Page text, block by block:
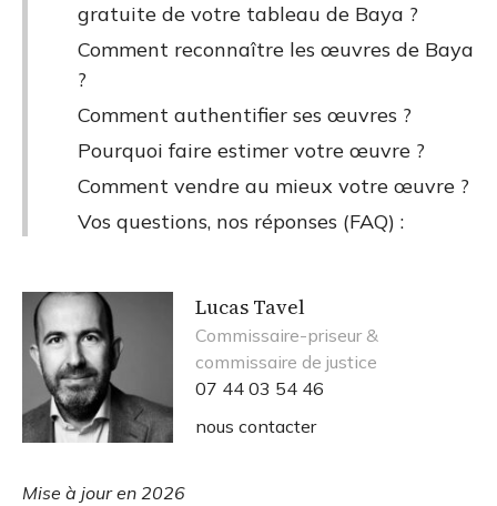
gratuite de votre tableau de Baya ?
Comment reconnaître les œuvres de Baya
?
Comment authentifier ses œuvres ?
Pourquoi faire estimer votre œuvre ?
Comment vendre au mieux votre œuvre ?
Vos questions, nos réponses (FAQ) :
Lucas Tavel
Commissaire-priseur &
commissaire de justice
07 44 03 54 46
nous contacter
Mise à jour en 2026